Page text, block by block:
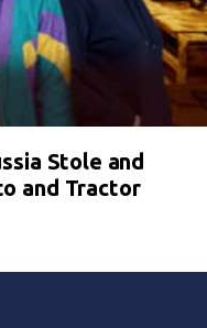
Stole and
and Tractor